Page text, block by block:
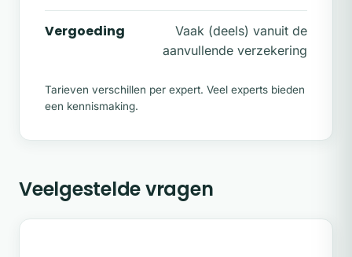
Vergoeding
Vaak (deels) vanuit de
aanvullende verzekering
Tarieven verschillen per expert. Veel experts bieden
een kennismaking.
Veelgestelde vragen